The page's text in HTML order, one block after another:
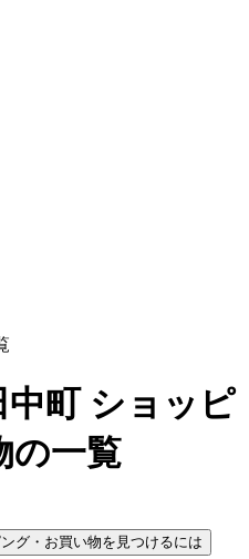
町 ショッピ
の一覧
グ・お買い物を見つけるには